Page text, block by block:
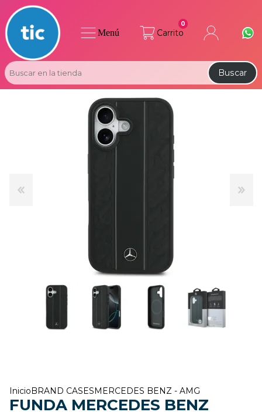
Carrito
0
Buscar
Menú
Inicio BRAND CASES MERCEDES BENZ - AMG
FUNDA MERCEDES BENZ